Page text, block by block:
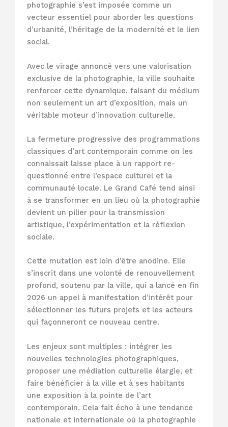
photographie s’est imposée comme un
vecteur essentiel pour aborder les questions
d’urbanité, l’héritage de la modernité et le lien
social.
Avec le virage annoncé vers une valorisation
exclusive de la photographie, la ville souhaite
renforcer cette dynamique, faisant du médium
non seulement un art d’exposition, mais un
véritable moteur d’innovation culturelle.
La fermeture progressive des programmations
classiques d’art contemporain comme on les
connaissait laisse place à un rapport re-
questionné entre l’espace culturel et la
communauté locale. Le Grand Café tend ainsi
à se transformer en un lieu où la photographie
devient un pilier pour la transmission
artistique, l’expérimentation et la réflexion
sociale.
Cette mutation est loin d’être anodine. Elle
s’inscrit dans une volonté de renouvellement
profond, soutenu par la ville, qui a lancé en fin
2026 un appel à manifestation d’intérêt pour
sélectionner les futurs projets et les acteurs
qui façonneront ce nouveau centre.
Les enjeux sont multiples : intégrer les
nouvelles technologies photographiques,
proposer une médiation culturelle élargie, et
faire bénéficier à la ville et à ses habitants
une exposition à la pointe de l’art
contemporain. Cela fait écho à une tendance
nationale et internationale où la photographie